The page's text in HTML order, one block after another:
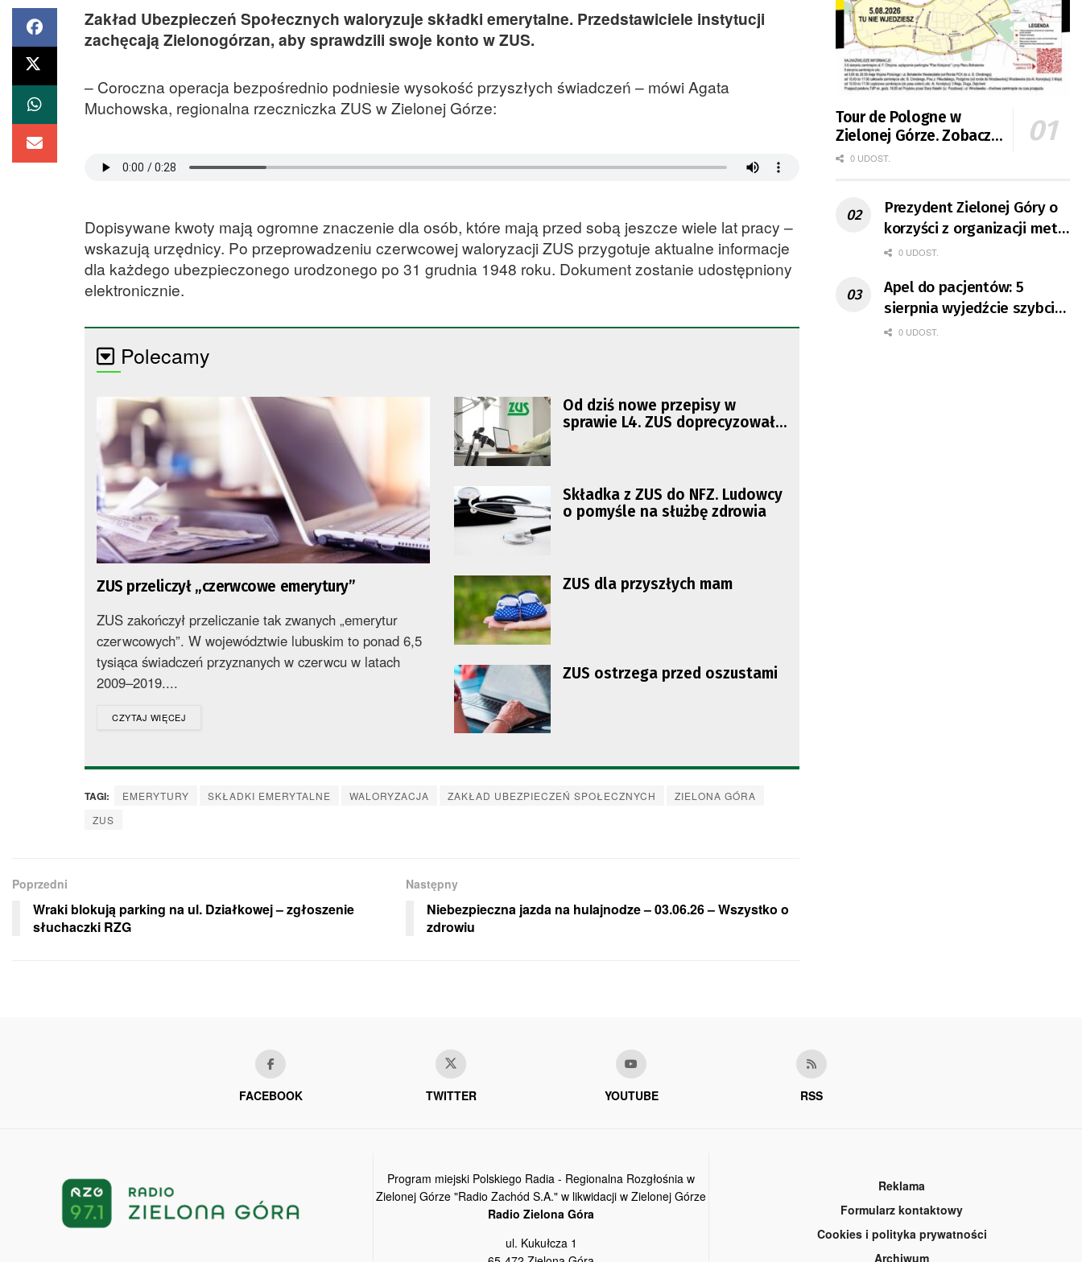
Zakład Ubezpieczeń Społecznych waloryzuje składki emerytalne. Przedstawiciele instytucji
zachęcają Zielonogórzan, aby sprawdzili swoje konto w ZUS.
– Coroczna operacja bezpośrednio podniesie wysokość przyszłych świadczeń – mówi Agata
Muchowska, regionalna rzeczniczka ZUS w Zielonej Górze:
Dopisywane kwoty mają ogromne znaczenie dla osób, które mają przed sobą jeszcze wiele lat pracy –
wskazują urzędnicy. Po przeprowadzeniu czerwcowej waloryzacji ZUS przygotuje aktualne informacje
dla każdego ubezpieczonego urodzonego po 31 grudnia 1948 roku. Dokument zostanie udostępniony
elektronicznie.
Polecamy
ZUS przeliczył „czerwcowe emerytury”
ZUS zakończył przeliczanie tak zwanych „emerytur
czerwcowych”. W województwie lubuskim to ponad 6,5
tysiąca świadczeń przyznanych w czerwcu w latach
2009–2019....
CZYTAJ WIĘCEJ
Od dziś nowe przepisy w
sprawie L4. ZUS doprecyzował
Składka z ZUS do NFZ. Ludowcy
o pomyśle na służbę zdrowia
ZUS dla przyszłych mam
ZUS ostrzega przed oszustami
TAGI: EMERYTURY SKŁADKI EMERYTALNE WALORYZACJA ZAKŁAD UBEZPIECZEŃ SPOŁECZNYCH
ZIELONA GÓRA
ZUS
Poprzedni
Wraki blokują parking na ul. Działkowej – zgłoszenie
słuchaczki RZG
Następny
Niebezpieczna jazda na hulajnodze – 03.06.26 – Wszystko o
zdrowiu
Tour de Pologne w
Zielonej Górze. Zobacz
zmiany w organizacji
0 UDOST.
Prezydent Zielonej Góry o
korzyści z organizacji mety
Tour de Pologne
0 UDOST.
Apel do pacjentów: 5
sierpnia wyjedźcie szybciej
z domów
0 UDOST.
FACEBOOK TWITTER YOUTUBE RSS
Program miejski Polskiego Radia - Regionalna Rozgłośnia w
Zielonej Górze "Radio Zachód S.A." w likwidacji w Zielonej Górze
Radio Zielona Góra
ul. Kukułcza 1
Reklama
Formularz kontaktowy
Cookies i polityka prywatności
Archiwum